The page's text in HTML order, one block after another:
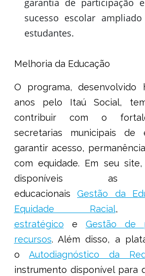
garantia de participação
sucesso escolar
estudantes.
Melhoria da Educação
O programa,
anos pelo Itaú Social,
contribuir com o
secretarias municipais de
garantir acesso,
com equidade. Em seu
disponíveis as
educacionaisGestão da
Equidade Racial
estratégico e Gestão de
recursos. Além disso, a
oAutodiagnóstico da
instrumento disponível para